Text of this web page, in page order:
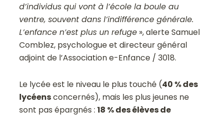
d’individus qui vont à l’école la boule au
ventre, souvent dans l’indifférence générale.
L’enfance n’est plus un refuge », alerte Samuel
Comblez, psychologue et directeur général
adjoint de l’Association e-Enfance / 3018.
Le lycée est le niveau le plus touché (40 % des
lycéensconcernés), mais les plus jeunes ne
sont pas épargnés :18 % des élèves de